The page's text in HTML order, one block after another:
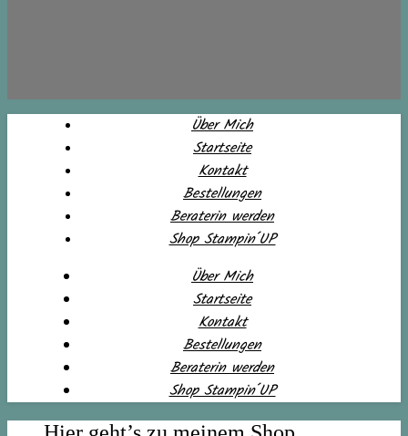
Über Mich
Startseite
Kontakt
Bestellungen
Beraterin werden
Shop Stampin´UP
Über Mich
Startseite
Kontakt
Bestellungen
Beraterin werden
Shop Stampin´UP